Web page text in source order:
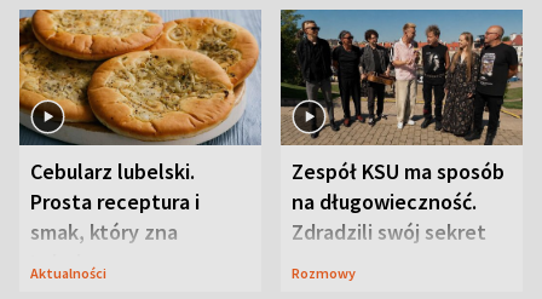
Cebularz lubelski.
Prosta receptura i
smak, który zna
Lubelszczyzna
Aktualności
Zespół KSU ma sposób
na długowieczność.
Zdradzili swój sekret
Rozmowy